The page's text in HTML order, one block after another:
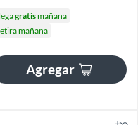
gratismañana
mañana
Agregar